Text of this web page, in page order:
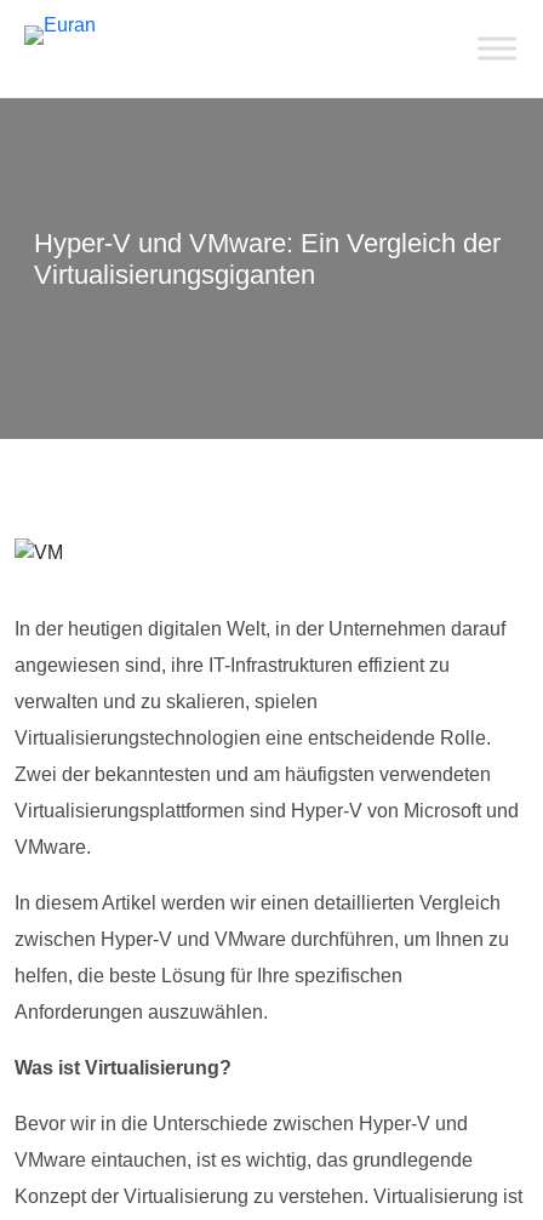
Hyper-V und VMware: Ein Vergleich der
Virtualisierungsgiganten
In der heutigen digitalen Welt, in der Unternehmen darauf
angewiesen sind, ihre IT-Infrastrukturen effizient zu
verwalten und zu skalieren, spielen
Virtualisierungstechnologien eine entscheidende Rolle.
Zwei der bekanntesten und am häufigsten verwendeten
Virtualisierungsplattformen sind Hyper-V von Microsoft und
VMware.
In diesem Artikel werden wir einen detaillierten Vergleich
zwischen Hyper-V und VMware durchführen, um Ihnen zu
helfen, die beste Lösung für Ihre spezifischen
Anforderungen auszuwählen.
Was ist Virtualisierung?
Bevor wir in die Unterschiede zwischen Hyper-V und
VMware eintauchen, ist es wichtig, das grundlegende
Konzept der Virtualisierung zu verstehen. Virtualisierung ist